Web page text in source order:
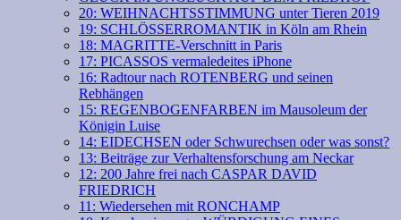
20: WEIHNACHTSSTIMMUNG unter Tieren 2019
19: SCHLÖSSERROMANTIK in Köln am Rhein
18: MAGRITTE-Verschnitt in Paris
17: PICASSOS vermaledeites iPhone
16: Radtour nach ROTENBERG und seinen
Rebhängen
15: REGENBOGENFARBEN im Mausoleum der
Königin Luise
14: EIDECHSEN oder Schwurechsen oder was sonst?
13: Beiträge zur Verhaltensforschung am Neckar
12: 200 Jahre frei nach CASPAR DAVID
FRIEDRICH
11: Wiedersehen mit RONCHAMP